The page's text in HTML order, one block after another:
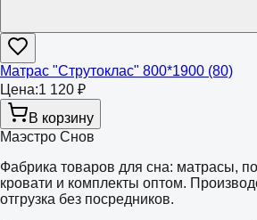
Матрас "Струтоклас" 800*1900 (80)
Цена:1 120 ₽
В корзину
Маэстро Снов
Фабрика товаров для сна: матрасы,
кровати и комплекты оптом.
отгрузка без посредников.